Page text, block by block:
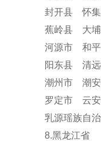
封开县 怀
蕉岭县 大
河源市 和
阳东县 清
潮州市 潮
罗定市 云
乳源瑶族自
8.黑龙江省